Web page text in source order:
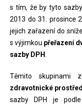
s tím, že by tyto
2013 do 31. prosince
jejich zařazení do
s výjimkou přeřazení
sazby DPH
Těmito skupinami
zdravotnické
sazby DPH je